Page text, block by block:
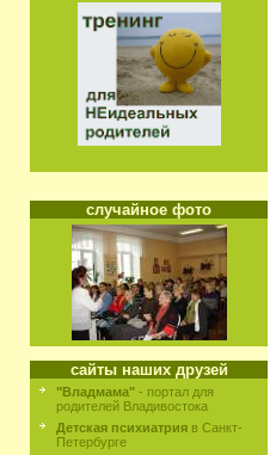
случайное фото
сайты наших друзей
"Владмама" - портал для
родителей Владивостока
Детская психиатрия в Санкт-
Петербурге